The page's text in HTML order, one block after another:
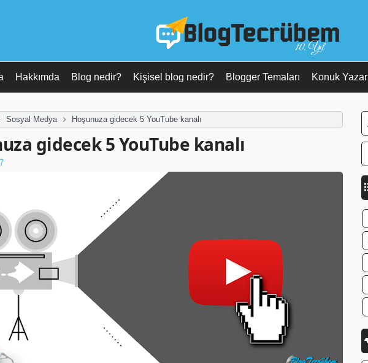
10. Yıl
Hakkımda Blog nedir? Kişisel blog nedir? Blogger Temaları Konuk Yazar
Sosyal Medya Hoşunuza gidecek 5 YouTube kanalı
gidecek 5 YouTube kanalı